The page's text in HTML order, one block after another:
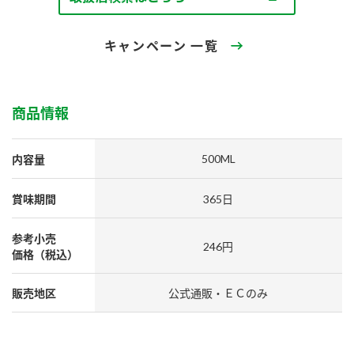
たれ
スープ
米飯用調味液
味ぽん
ぽん酢
かおりの蔵
つゆ
鍋なび
納豆のサイト
PIN印
三ツ判山吹
環境への取り組み
水の文化センター（アーカイブ）
ZENB initiative
採用情報
ニュースリリース
お客様相談センター
お客様の声をいかしました
キャンペーン 一覧
商品情報
内容量 500ML
賞味期間 365日
参考小売
価格（税込）
246円
販売地区 公式通販・ＥＣのみ